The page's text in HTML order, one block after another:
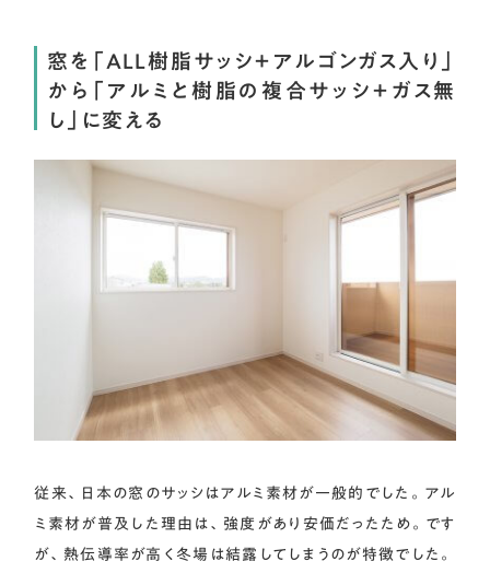
窓を「ALL樹脂サッシ＋アルゴンガス入り」
から「アルミと樹脂の複合サッシ＋ガス無
し」に変える
従来、日本の窓のサッシはアルミ素材が一般的でした。アル
ミ素材が普及した理由は、強度があり安価だったため。です
が、熱伝導率が高く冬場は結露してしまうのが特徴でした。